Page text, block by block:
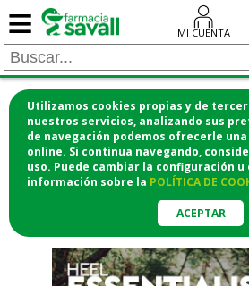
Utilizamos cookies propias y de
nuestros servicios, analizando sus
de navegación podemos ofrecerle
online. Si continua navegando,
uso. Puede cambiar la configuración
información sobre la POLÍTICA DE
ACEPTAR
≡ MI CUENTA
¡COMPRA
DESDE CASA Y
FARMACIA!o si lo
a casa